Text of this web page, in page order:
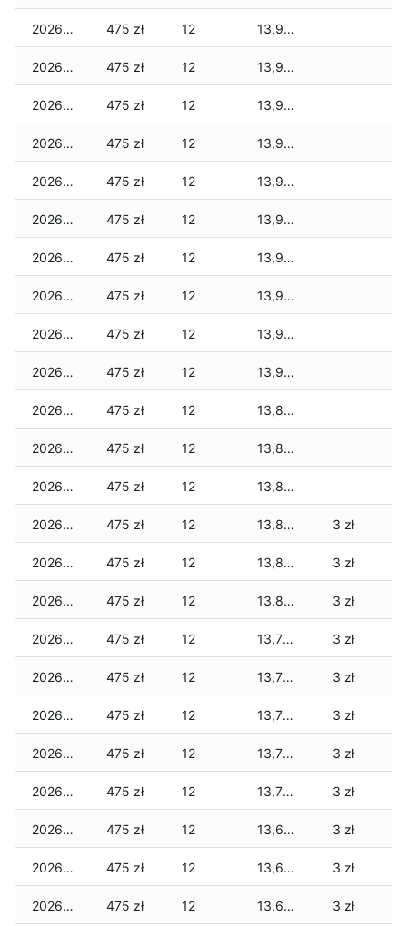
2026-04-28 475 zł 12 13,980 zł
2026-04-27 475 zł 12 13,980 zł
2026-04-26 475 zł 12 13,980 zł
2026-04-25 475 zł 12 13,980 zł
2026-04-24 475 zł 12 13,980 zł
2026-04-23 475 zł 12 13,970 zł
2026-04-22 475 zł 12 13,970 zł
2026-04-21 475 zł 12 13,970 zł
2026-04-20 475 zł 12 13,970 zł
2026-04-19 475 zł 12 13,945 zł
2026-04-18 475 zł 12 13,875 zł
2026-04-17 475 zł 12 13,875 zł
2026-04-16 475 zł 12 13,875 zł
2026-04-15 475 zł 12 13,875 zł 3 zł
2026-04-14 475 zł 12 13,875 zł 3 zł
2026-04-13 475 zł 12 13,875 zł 3 zł
2026-04-12 475 zł 12 13,750 zł 3 zł
2026-04-11 475 zł 12 13,750 zł 3 zł
2026-04-10 475 zł 12 13,750 zł 3 zł
2026-04-09 475 zł 12 13,750 zł 3 zł
2026-04-08 475 zł 12 13,750 zł 3 zł
2026-04-07 475 zł 12 13,690 zł 3 zł
2026-04-06 475 zł 12 13,690 zł 3 zł
2026-04-05 475 zł 12 13,665 zł 3 zł